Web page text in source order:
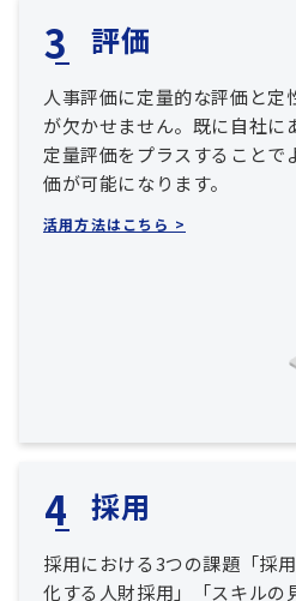
評価
人事評価に定量的な評価と定
が欠かせません。既に自社に
定量評価をプラスすることで
価が可能になります。
活用方法はこちら >
採用
採用における3つの課題「採
化する人財採用」「スキルの